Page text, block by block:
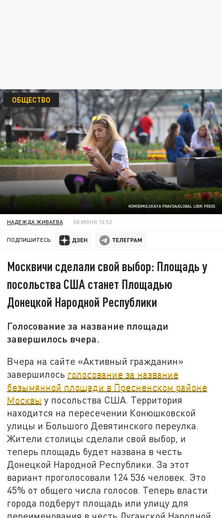
KOMSOMOLSKAYA PRAVDA/GLOBAL LOOK PRESS
ОБЩЕСТВО
НАДЕЖДА ЖИВАЕВА 08 ИЮНЯ 10:52
ПОДПИШИТЕСЬ:
Москвичи сделали свой выбор: Площадь у
посольства США станет Площадью
Донецкой Народной Республики
Голосование за название площади
завершилось вчера.
Вчера на сайте «Активный гражданин»
завершилось голосование за название
безымянной площади в Пресненском районе
Москвы у посольства США. Территория
находится на пересечении Конюшковской
улицы и Большого Девятинского переулка.
Жители столицы сделали свой выбор, и
теперь площадь будет названа в честь
Донецкой Народной Республики. За этот
вариант проголосовали 124 536 человек. Это
45% от общего числа голосов. Теперь власти
города подберут площадь или улицу для
переименования в честь Луганской Народной